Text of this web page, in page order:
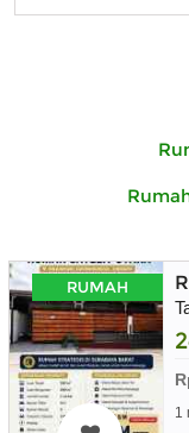
RUMAH
1